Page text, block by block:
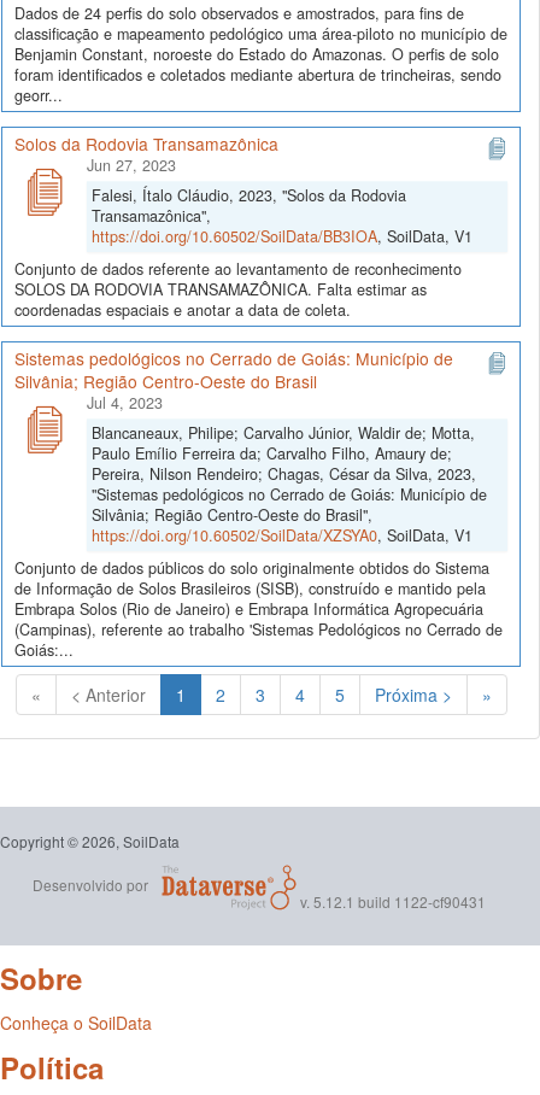
Dados de 24 perfis do solo observados e amostrados, para fins de
classificação e mapeamento pedológico uma área-piloto no município de
Benjamin Constant, noroeste do Estado do Amazonas. O perfis de solo
foram identificados e coletados mediante abertura de trincheiras, sendo
georr...
Solos da Rodovia Transamazônica
Jun 27, 2023
Falesi, Ítalo Cláudio, 2023, "Solos da Rodovia
Transamazônica",
https://doi.org/10.60502/SoilData/BB3IOA, SoilData, V1
Conjunto de dados referente ao levantamento de reconhecimento
SOLOS DA RODOVIA TRANSAMAZÔNICA. Falta estimar as
coordenadas espaciais e anotar a data de coleta.
Sistemas pedológicos no Cerrado de Goiás: Município de
Silvânia; Região Centro-Oeste do Brasil
Jul 4, 2023
Blancaneaux, Philipe; Carvalho Júnior, Waldir de; Motta,
Paulo Emílio Ferreira da; Carvalho Filho, Amaury de;
Pereira, Nilson Rendeiro; Chagas, César da Silva, 2023,
"Sistemas pedológicos no Cerrado de Goiás: Município de
Silvânia; Região Centro-Oeste do Brasil",
https://doi.org/10.60502/SoilData/XZSYA0, SoilData, V1
Conjunto de dados públicos do solo originalmente obtidos do Sistema
de Informação de Solos Brasileiros (SISB), construído e mantido pela
Embrapa Solos (Rio de Janeiro) e Embrapa Informática Agropecuária
(Campinas), referente ao trabalho 'Sistemas Pedológicos no Cerrado de
Goiás:...
« < Anterior 1 (Atual)
2 3 4 5 Próxima > »
Copyright © 2026, SoilData
Desenvolvido por
v. 5.12.1 build 1122-cf90431
Sobre
Conheça o SoilData
Política